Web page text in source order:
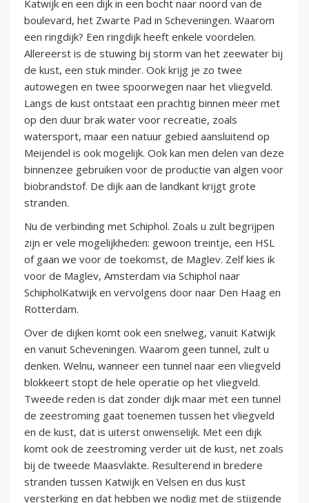
Katwijk en een dijk in een bocht naar noord van de
boulevard, het Zwarte Pad in Scheveningen. Waarom
een ringdijk? Een ringdijk heeft enkele voordelen.
Allereerst is de stuwing bij storm van het zeewater bij
de kust, een stuk minder. Ook krijg je zo twee
autowegen en twee spoorwegen naar het vliegveld.
Langs de kust ontstaat een prachtig binnen meer met
op den duur brak water voor recreatie, zoals
watersport, maar een natuur gebied aansluitend op
Meijendel is ook mogelijk. Ook kan men delen van deze
binnenzee gebruiken voor de productie van algen voor
biobrandstof. De dijk aan de landkant krijgt grote
stranden.
Nu de verbinding met Schiphol. Zoals u zult begrijpen
zijn er vele mogelijkheden: gewoon treintje, een HSL
of gaan we voor de toekomst, de Maglev. Zelf kies ik
voor de Maglev, Amsterdam via Schiphol naar
SchipholKatwijk en vervolgens door naar Den Haag en
Rotterdam.
Over de dijken komt ook een snelweg, vanuit Katwijk
en vanuit Scheveningen. Waarom geen tunnel, zult u
denken. Welnu, wanneer een tunnel naar een vliegveld
blokkeert stopt de hele operatie op het vliegveld.
Tweede reden is dat zonder dijk maar met een tunnel
de zeestroming gaat toenemen tussen het vliegveld
en de kust, dat is uiterst onwenselijk. Met een dijk
komt ook de zeestroming verder uit de kust, net zoals
bij de tweede Maasvlakte. Resulterend in bredere
stranden tussen Katwijk en Velsen en dus kust
versterking en dat hebben we nodig met de stijgende